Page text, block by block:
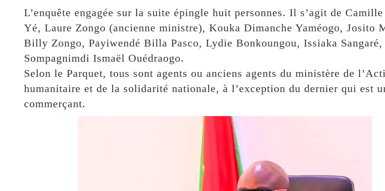
L’enquête engagée sur la suite épingle huit personnes. Il s’agit de Camille
Yé, Laure Zongo (ancienne ministre), Kouka Dimanche Yaméogo, Josito
Billy Zongo, Payiwendé Billa Pasco, Lydie Bonkoungou, Issiaka Sangaré,
Sompagnimdi Ismaël Ouédraogo.
Selon le Parquet, tous sont agents ou anciens agents du ministère de
humanitaire et de la solidarité nationale, à l’exception du dernier qui est
commerçant.